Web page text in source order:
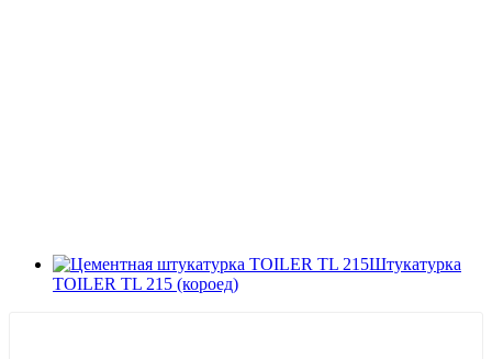
Штукатурка
TOILER TL 215 (короед)